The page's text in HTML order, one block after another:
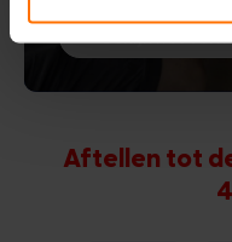
Aftellen tot